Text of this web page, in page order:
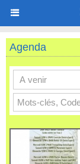
Agenda